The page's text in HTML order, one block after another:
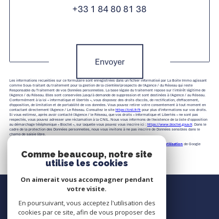
+33 1 84 80 81 38
Envoyer
Les informations recueillies sur ce formulaire sont enregistrées dans un fichier informatisé par La Boite Immo agissant
comme Sous-traitant du traitement pour la gestion de la clientèle/prospects de l'Agence / du Réseau qui reste
Responsable du Traitement de vos Données personnelles. La base légale du traitement repose sur l'intérêt légitime de
l'Agence / du Réseau. Elles sont conservées jusqu'à demande de suppression et sont destinées à l'Agence / au Réseau.
Conformément à la loi « informatique et libertés », vous disposez des droits d’accès, de rectification, d’effacement,
d’opposition, de limitation et de portabilité de vos données. Vous pouvez retirer votre consentement à tout moment en
contactant directement l’Agence / Le Réseau. Consultez le site https://cnil.fr/fr pour plus d’informations sur vos droits.
Si vous estimez, après avoir contacté l'Agence / le Réseau, que vos droits « Informatique et Libertés » ne sont pas
respectés, vous pouvez adresser une réclamation à la CNIL. Nous vous informons de l’existence de la liste d'opposition
au démarchage téléphonique « Bloctel », sur laquelle vous pouvez vous inscrire ici : https://www.bloctel.gouv.fr. Dans le
cadre de la protection des Données personnelles, nous vous invitons à ne pas inscrire de Données sensibles dans le
champ de saisie libre.
Conditions d'utilisation de Google
Nous contacter
Contact
Comme beaucoup, notre site
utilise les cookies
On aimerait vous accompagner pendant
votre visite.
En poursuivant, vous acceptez l'utilisation des
cookies par ce site, afin de vous proposer des